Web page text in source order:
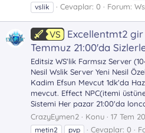
vslik
Cevaplar: 0 Forum:
VS
Excellentmt2 gir
Temmuz 21:00'da
Editsiz WS'lik Farmsız Server
Nesil Wslik Server Yeni Nesil
Kadim Efsun Mevcut 1dk'da
mevcut. Effect NPC(itemi
Sistemi Her pazar 21:00'da
CrazyEymen2
Konu 17 Tem
metin2
pvp Cevaplar: 0